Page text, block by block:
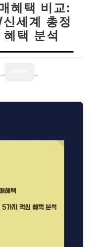
혜택 비교:
세계 총정
택 분석